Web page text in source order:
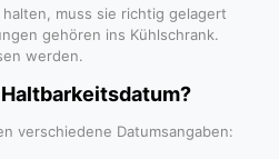
muss sie richtig gelagert
gehören ins Kühlschrank.
werden.
verschiedene Datumsangaben: